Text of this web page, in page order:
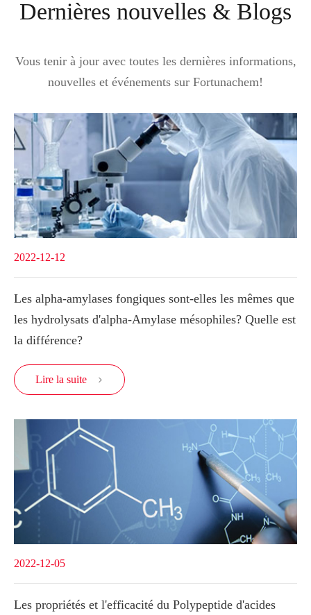
Dernières nouvelles & Blogs
Vous tenir à jour avec toutes les dernières informations,
nouvelles et événements sur Fortunachem!
2022-12-12
Les alpha-amylases fongiques sont-elles les mêmes que
les hydrolysats d'alpha-Amylase mésophiles? Quelle est
la différence?
Lire la suite 
2022-12-05
Les propriétés et l'efficacité du Polypeptide d'acides